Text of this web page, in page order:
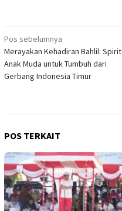
Navigasi
pos
Pos sebelumnya
Merayakan Kehadiran Bahlil: Spirit
Anak Muda untuk Tumbuh dari
Gerbang Indonesia Timur
POS TERKAIT